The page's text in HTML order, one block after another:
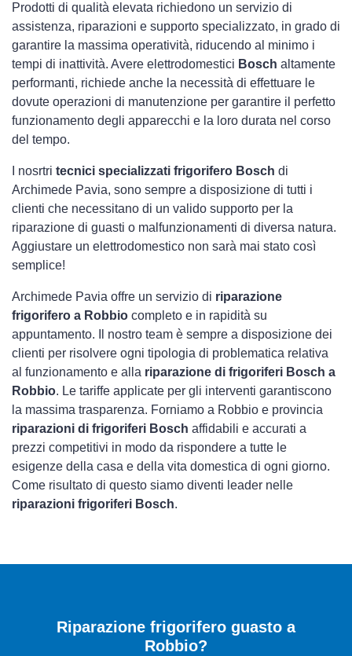
Prodotti di qualità elevata richiedono un servizio di
assistenza, riparazioni e supporto specializzato, in grado di
garantire la massima operatività, riducendo al minimo i
tempi di inattività. Avere elettrodomestici Bosch altamente
performanti, richiede anche la necessità di effettuare le
dovute operazioni di manutenzione per garantire il perfetto
funzionamento degli apparecchi e la loro durata nel corso
del tempo.
I nosrtri tecnici specializzati frigorifero Bosch di
Archimede Pavia, sono sempre a disposizione di tutti i
clienti che necessitano di un valido supporto per la
riparazione di guasti o malfunzionamenti di diversa natura.
Aggiustare un elettrodomestico non sarà mai stato così
semplice!
Archimede Pavia offre un servizio di riparazione
frigorifero a Robbio completo e in rapidità su
appuntamento. Il nostro team è sempre a disposizione dei
clienti per risolvere ogni tipologia di problematica relativa
al funzionamento e alla riparazione di frigoriferi Bosch a
Robbio. Le tariffe applicate per gli interventi garantiscono
la massima trasparenza. Forniamo a Robbio e provincia
riparazioni di frigoriferi Bosch affidabili e accurati a
prezzi competitivi in modo da rispondere a tutte le
esigenze della casa e della vita domestica di ogni giorno.
Come risultato di questo siamo diventi leader nelle
riparazioni frigoriferi Bosch.
Riparazione frigorifero guasto a
Robbio?